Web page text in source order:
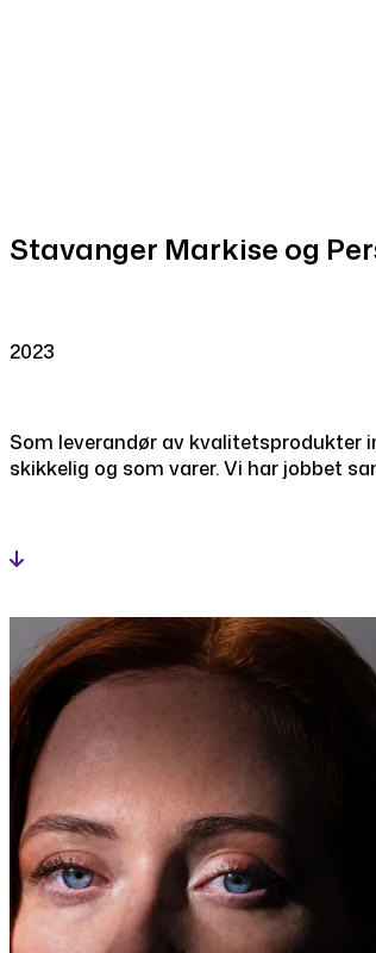
Stavanger Markise og
2023
Som leverandør av kvalitetsprodukter
skikkelig og som varer. Vi har jobbet